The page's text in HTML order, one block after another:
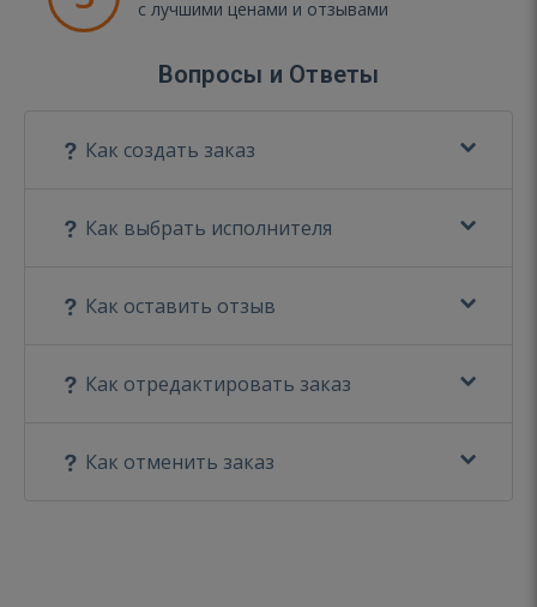
с лучшими ценами и отзывами
Вопросы и Ответы
Как создать заказ
Как выбрать исполнителя
Как оставить отзыв
Как отредактировать заказ
Как отменить заказ